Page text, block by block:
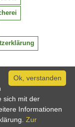
Ok, verstanden
sich mit der
Informationen
Zur